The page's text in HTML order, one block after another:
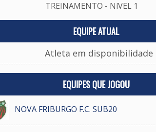
TREINAMENTO - NíVEL 1
EQUIPE ATUAL
Atleta em disponibilidade
EQUIPES QUE JOGOU
NOVA FRIBURGO F.C. SUB20